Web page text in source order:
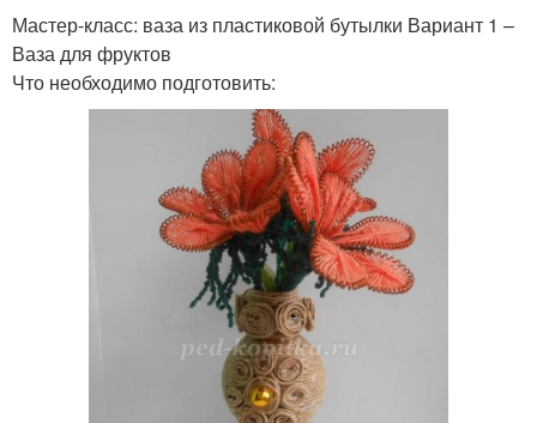
Мастер-класс: ваза из пластиковой бутылки Вариант 1 –
Ваза для фруктов
Что необходимо подготовить: